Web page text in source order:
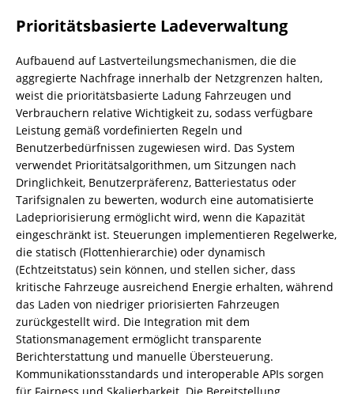
Prioritätsbasierte Ladeverwaltung
Aufbauend auf Lastverteilungsmechanismen, die die
aggregierte Nachfrage innerhalb der Netzgrenzen halten,
weist die prioritätsbasierte Ladung Fahrzeugen und
Verbrauchern relative Wichtigkeit zu, sodass verfügbare
Leistung gemäß vordefinierten Regeln und
Benutzerbedürfnissen zugewiesen wird. Das System
verwendet Prioritätsalgorithmen, um Sitzungen nach
Dringlichkeit, Benutzerpräferenz, Batteriestatus oder
Tarifsignalen zu bewerten, wodurch eine automatisierte
Ladepriorisierung ermöglicht wird, wenn die Kapazität
eingeschränkt ist. Steuerungen implementieren Regelwerke,
die statisch (Flottenhierarchie) oder dynamisch
(Echtzeitstatus) sein können, und stellen sicher, dass
kritische Fahrzeuge ausreichend Energie erhalten, während
das Laden von niedriger priorisierten Fahrzeugen
zurückgestellt wird. Die Integration mit dem
Stationsmanagement ermöglicht transparente
Berichterstattung und manuelle Übersteuerung.
Kommunikationsstandards und interoperable APIs sorgen